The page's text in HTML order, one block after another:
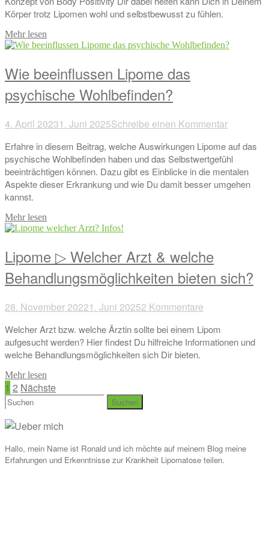
Körper trotz Lipomen wohl und selbstbewusst zu fühlen.
Mehr lesen
Wie beeinflussen Lipome das
psychische Wohlbefinden?
4. April 20231. Juni 2025Schreibe einen Kommentar
Erfahre in diesem Beitrag, welche Auswirkungen Lipome auf das
psychische Wohlbefinden haben und das Selbstwertgefühl
beeinträchtigen können. Dazu gibt es Einblicke in die mentalen
Aspekte dieser Erkrankung und wie Du damit besser umgehen
kannst.
Mehr lesen
Lipome ▷ Welcher Arzt & welche
Behandlungsmöglichkeiten bieten sich?
28. November 20221. Juni 20252 Kommentare
Welcher Arzt bzw. welche Ärztin sollte bei einem Lipom
aufgesucht werden? Hier findest Du hilfreiche Informationen und
welche Behandlungsmöglichkeiten sich Dir bieten.
Mehr lesen
Seitennummerierung
der
Beiträge
1 2 Nächste
Suchen
nach:
Hallo, mein Name ist Ronald und ich möchte auf meinem Blog meine
Erfahrungen und Erkenntnisse zur Krankheit Lipomatose teilen.